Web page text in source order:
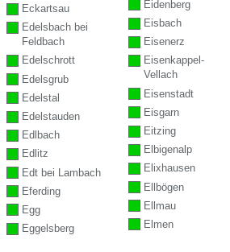
Eckartsau
Edelsbach bei
Feldbach
Edelschrott
Edelsgrub
Edelstal
Edelstauden
Edlbach
Edlitz
Edt bei Lambach
Eferding
Egg
Eggelsberg
Eidenberg
Eisbach
Eisenerz
Eisenkappel-
Vellach
Eisenstadt
Eisgarn
Eitzing
Elbigenalp
Elixhausen
Ellbögen
Ellmau
Elmen